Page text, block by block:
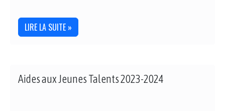
LIRE LA SUITE »
Aides aux Jeunes Talents 2023-2024